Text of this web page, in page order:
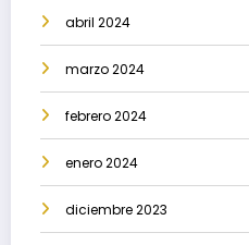
abril 2024
marzo 2024
febrero 2024
enero 2024
diciembre 2023